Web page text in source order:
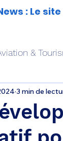
: Le
&
Drones
Avionique &
3 min de